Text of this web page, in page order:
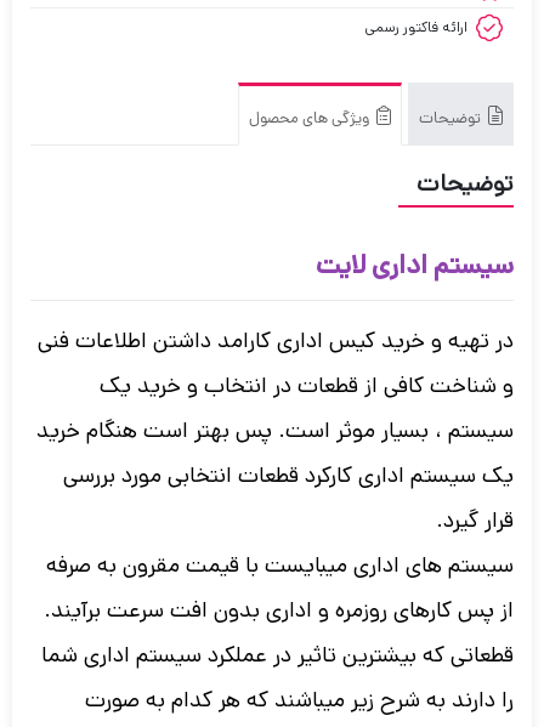
ارائه فاکتور رسمی
توضیحات ویژگی های محصول
توضیحات
سیستم اداری لایت
در تهیه و خرید کیس اداری کارامد داشتن اطلاعات فنی
و شناخت کافی از قطعات در انتخاب و خرید یک
سیستم ، بسیار موثر است. پس بهتر است هنگام خرید
یک سیستم اداری کارکرد قطعات انتخابی مورد بررسی
قرار گیرد.
سیستم های اداری میبایست با قیمت مقرون به صرفه
از پس کارهای روزمره و اداری بدون افت سرعت برآیند.
قطعاتی که بیشترین تاثیر در عملکرد سیستم اداری شما
را دارند به شرح زیر میباشند که هر کدام به صورت